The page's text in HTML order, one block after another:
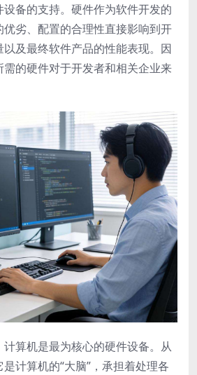
备的支持。硬件作为软件开发的
劣、配置的合理性直接影响到开
及最终软件产品的性能表现。因
的硬件对于开发者和相关企业来
算机是最为核心的硬件设备。从
计算机的“大脑”，承担着处理各